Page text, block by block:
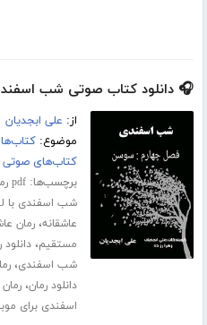
🎧 دانلود کتاب صوتی شب
از: علی ابجدیان
موضوع:
کتاب‌های صوتی
برچسب‌ها:pdf رمان شب اسفندی کامل
شب اسفندی با
عاشقانه،رمان
مستقیم،
شب اسفندی،
دانلود رمان،
اسفندی برای